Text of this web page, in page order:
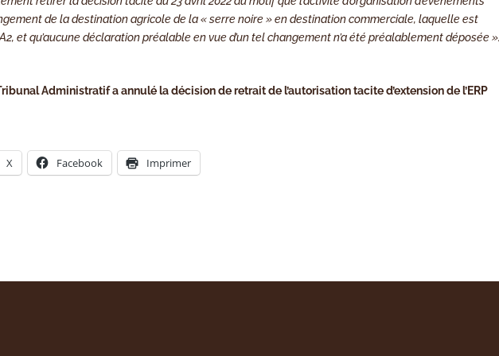
de la destination agricole de la « serre noire » en destination commerciale, laquelle est
et qu’aucune déclaration préalable en vue d’un tel changement n’a été préalablement déposée
Administratif a annulé la décision de retrait de l’autorisation tacite d’extension de l’ERP
X Facebook Imprimer